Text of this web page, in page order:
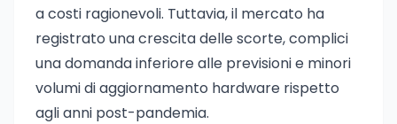
a costi ragionevoli. Tuttavia, il mercato ha
registrato una crescita delle scorte, complici
una domanda inferiore alle previsioni e minori
volumi di aggiornamento hardware rispetto
agli anni post-pandemia.